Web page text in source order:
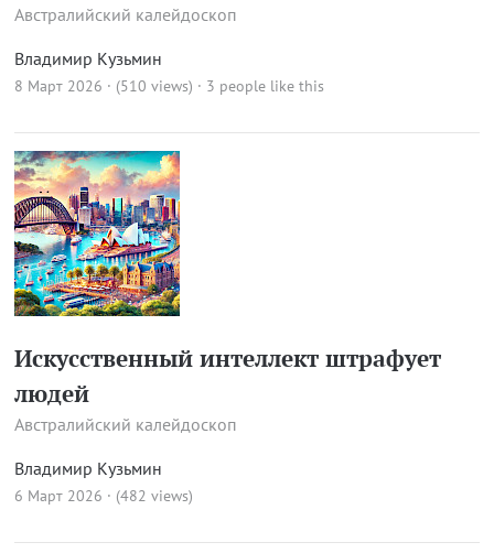
Австралийский калейдоскоп
Владимир Кузьмин
8 Март 2026 · (510 views) · 3 people like this
Искусственный интеллект штрафует
людей
Австралийский калейдоскоп
Владимир Кузьмин
6 Март 2026 · (482 views)